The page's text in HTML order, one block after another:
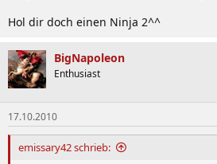
Hol dir doch einen Ninja 2^^
BigNapoleon
Enthusiast
17.10.2010
emissary42 schrieb: